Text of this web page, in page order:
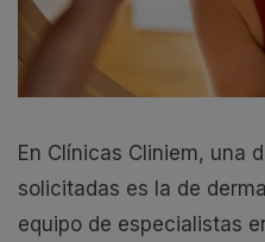
En Clínicas Cliniem, una
solicitadas es la de
equipo de especialistas